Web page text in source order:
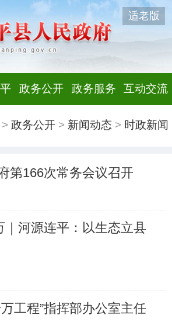
适老版
政务公开 政务服务 互动交流
政务公开> 新闻动态 > 时政新闻
第166次常务会议召开
｜河源连平：以生态立县
工程”指挥部办公室主任